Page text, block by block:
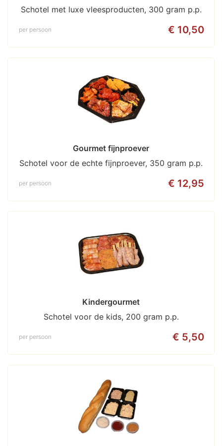
Schotel met luxe vleesproducten, 300 gram p.p.
€ 10,50
per persoon
Gourmet fijnproever
Schotel voor de echte fijnproever, 350 gram p.p.
€ 12,95
per persoon
Kindergourmet
Schotel voor de kids, 200 gram p.p.
€ 5,50
per persoon